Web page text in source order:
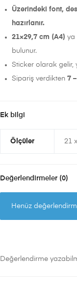
Üzerindeki font,
hazırlanır.
21×29,7 cm (A4) ya
bulunur.
Sticker olarak gelir,
Sipariş verdikten 7
Ek bilgi
Ölçüler 21
Değerlendirmeler (0)
Henüz
Değerlendirme